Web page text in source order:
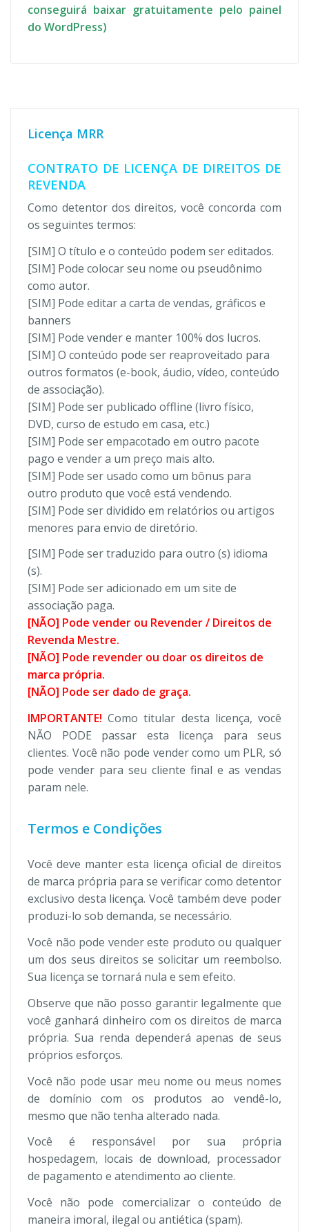
conseguirá baixar gratuitamente pelo painel
do WordPress)
Licença MRR
CONTRATO DE LICENÇA DE DIREITOS DE
REVENDA
Como detentor dos direitos, você concorda com
os seguintes termos:
[SIM] O título e o conteúdo podem ser editados.
[SIM] Pode colocar seu nome ou pseudônimo
como autor.
[SIM] Pode editar a carta de vendas, gráficos e
banners
[SIM] Pode vender e manter 100% dos lucros.
[SIM] O conteúdo pode ser reaproveitado para
outros formatos (e-book, áudio, vídeo, conteúdo
de associação).
[SIM] Pode ser publicado offline (livro físico,
DVD, curso de estudo em casa, etc.)
[SIM] Pode ser empacotado em outro pacote
pago e vender a um preço mais alto.
[SIM] Pode ser usado como um bônus para
outro produto que você está vendendo.
[SIM] Pode ser dividido em relatórios ou artigos
menores para envio de diretório.
[SIM] Pode ser traduzido para outro (s) idioma
(s).
[SIM] Pode ser adicionado em um site de
associação paga.
[NÃO] Pode vender ou Revender / Direitos de
Revenda Mestre.
[NÃO] Pode revender ou doar os direitos de
marca própria.
[NÃO] Pode ser dado de graça.
IMPORTANTE! Como titular desta licença, você
NÃO PODE passar esta licença para seus
clientes. Você não pode vender como um PLR, só
pode vender para seu cliente final e as vendas
param nele.
Termos e Condições
Você deve manter esta licença oficial de direitos
de marca própria para se verificar como detentor
exclusivo desta licença. Você também deve poder
produzi-lo sob demanda, se necessário.
Você não pode vender este produto ou qualquer
um dos seus direitos se solicitar um reembolso.
Sua licença se tornará nula e sem efeito.
Observe que não posso garantir legalmente que
você ganhará dinheiro com os direitos de marca
própria. Sua renda dependerá apenas de seus
próprios esforços.
Você não pode usar meu nome ou meus nomes
de domínio com os produtos ao vendê-lo,
mesmo que não tenha alterado nada.
Você é responsável por sua própria
hospedagem, locais de download, processador
de pagamento e atendimento ao cliente.
Você não pode comercializar o conteúdo de
maneira imoral, ilegal ou antiética (spam).